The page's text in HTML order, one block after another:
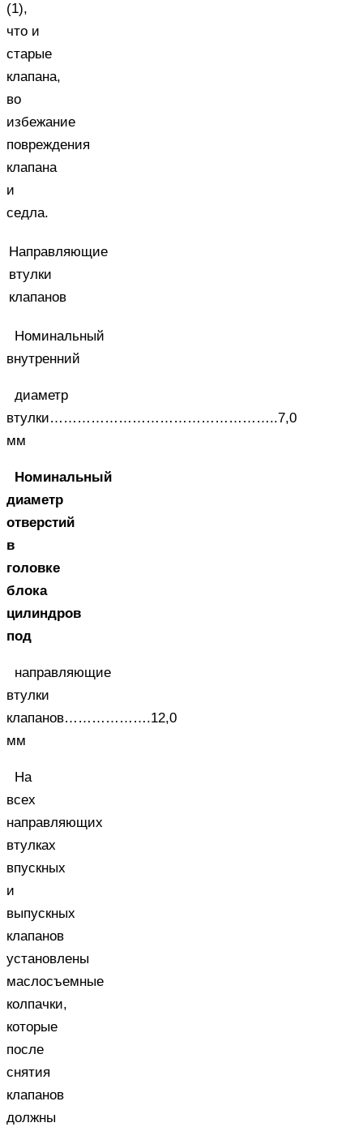
(1),
что и
старые
клапана,
во
избежание
повреждения
клапана
и
седла.
Направляющие
втулки
клапанов
Номинальный
внутренний
диаметр
втулки…………………………………………..7,0
мм
Номинальный
диаметр
отверстий
в
головке
блока
цилиндров
под
направляющие
втулки
клапанов……………….12,0
мм
На
всех
направляющих
втулках
впускных
и
выпускных
клапанов
установлены
маслосъемные
колпачки,
которые
после
снятия
клапанов
должны